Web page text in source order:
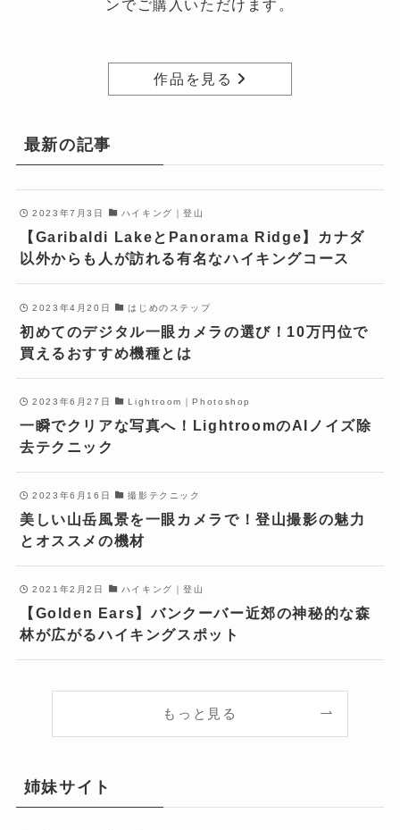
ンでご購入いただけます。
作品を見る
最新の記事
2023年7月3日 ハイキング｜登山
【Garibaldi LakeとPanorama Ridge】カナダ
以外からも人が訪れる有名なハイキングコース
2023年4月20日 はじめのステップ
初めてのデジタル一眼カメラの選び！10万円位で
買えるおすすめ機種とは
2023年6月27日 Lightroom｜Photoshop
一瞬でクリアな写真へ！LightroomのAIノイズ除
去テクニック
2023年6月16日 撮影テクニック
美しい山岳風景を一眼カメラで！登山撮影の魅力
とオススメの機材
2021年2月2日 ハイキング｜登山
【Golden Ears】バンクーバー近郊の神秘的な森
林が広がるハイキングスポット
もっと見る
姉妹サイト